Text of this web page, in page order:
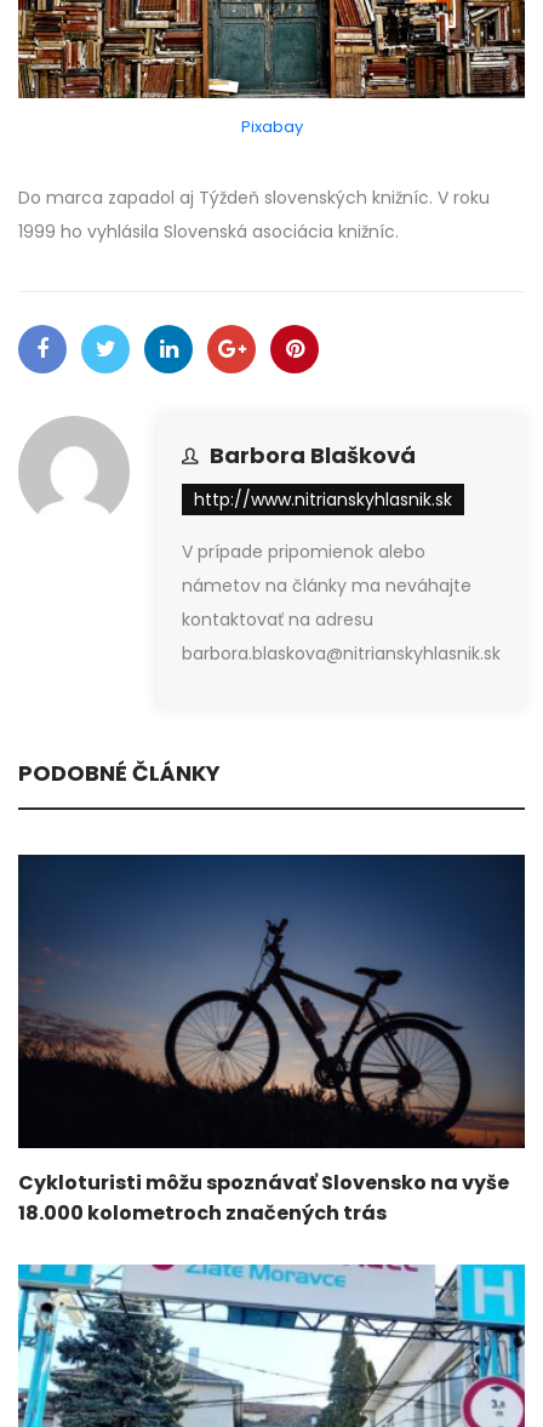
Pixabay
Do marca zapadol aj Týždeň slovenských knižníc. V roku
1999 ho vyhlásila Slovenská asociácia knižníc.
Barbora Blašková
http://www.nitrianskyhlasnik.sk
V prípade pripomienok alebo
námetov na články ma neváhajte
kontaktovať na adresu
barbora.blaskova@nitrianskyhlasnik.sk
PODOBNÉ ČLÁNKY
Cykloturisti môžu spoznávať Slovensko na vyše
18.000 kolometroch značených trás